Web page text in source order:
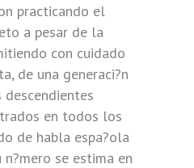
practicando el
a pesar de la
con cuidado
de una generaci?n
descendientes
en todos los
de habla espa?ola
se estima en